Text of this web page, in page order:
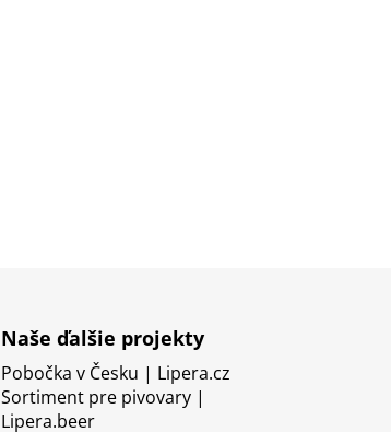
Naše ďalšie projekty
Pobočka v Česku | Lipera.cz
Sortiment pre pivovary |
Lipera.beer